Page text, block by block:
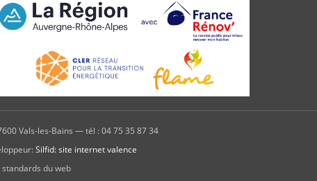
Vals-les-Bains — tél : 04 75 35 87 34
Silfid: site internet valence
du web